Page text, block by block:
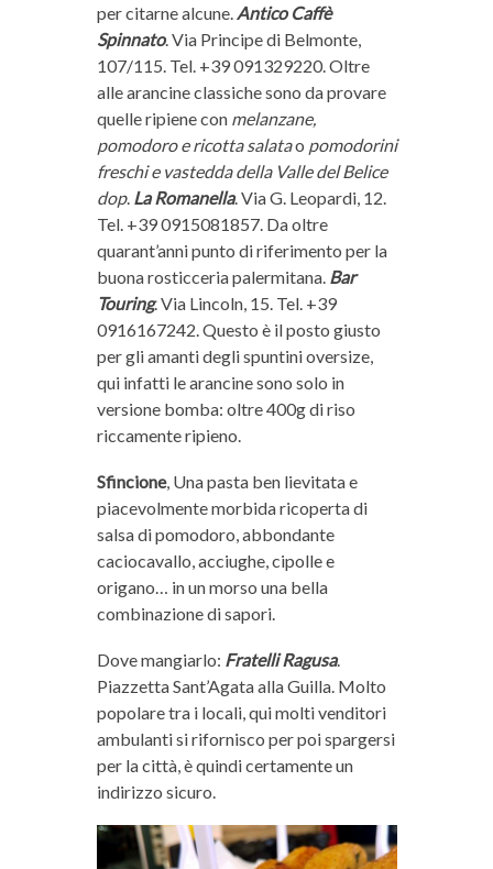
per citarne alcune. Antico Caffè
Spinnato. Via Principe di Belmonte,
107/115. Tel. +39 091329220. Oltre
alle arancine classiche sono da provare
quelle ripiene con melanzane,
pomodoro e ricotta salatao pomodorini
freschi e vastedda della Valle del Belice
dop. La Romanella. Via G. Leopardi, 12.
Tel. +39 0915081857. Da oltre
quarant’anni punto di riferimento per la
buona rosticceria palermitana. Bar
Touring. Via Lincoln, 15. Tel. +39
0916167242. Questo è il posto giusto
per gli amanti degli spuntini oversize,
qui infatti le arancine sono solo in
versione bomba: oltre 400g di riso
riccamente ripieno.
Sfincione, Una pasta ben lievitata e
piacevolmente morbida ricoperta di
salsa di pomodoro, abbondante
caciocavallo, acciughe, cipolle e
origano… in un morso una bella
combinazione di sapori.
Dove mangiarlo: Fratelli Ragusa.
Piazzetta Sant’Agata alla Guilla. Molto
popolare tra i locali, qui molti venditori
ambulanti si rifornisco per poi spargersi
per la città, è quindi certamente un
indirizzo sicuro.